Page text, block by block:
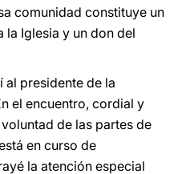
comunidad constituye un
Iglesia y un don del
al presidente de la
el encuentro, cordial y
de las partes de
en curso de
la atención especial